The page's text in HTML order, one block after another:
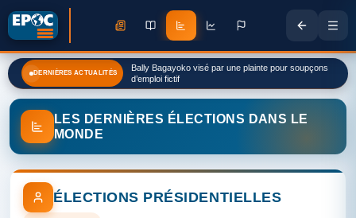
DERNIÈRES ACTUALITÉS
Bally Bagayoko visé par une plainte pour soupçons
d’emploi fictif
LES DERNIÈRES ÉLECTIONS DANS LE
MONDE
ÉLECTIONS PRÉSIDENTIELLES